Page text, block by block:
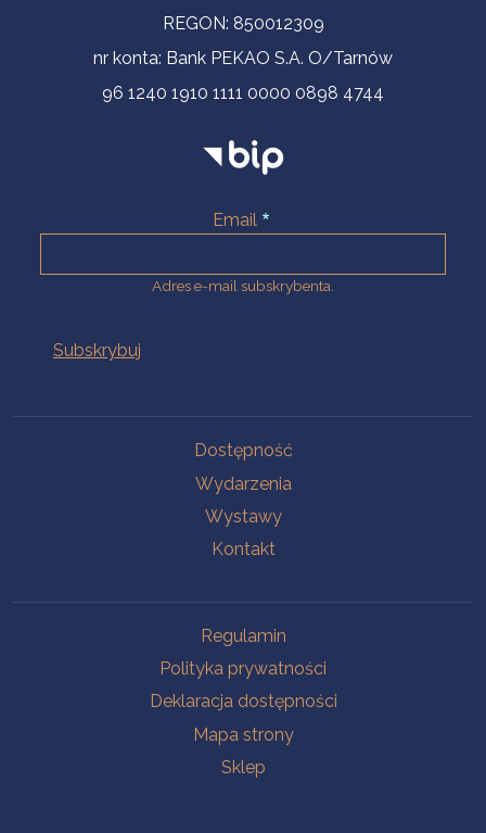
REGON: 850012309
nr konta: Bank PEKAO S.A. O/Tarnów
96 1240 1910 1111 0000 0898 4744
Email
Adres e-mail subskrybenta.
Dostępność
Wydarzenia
Wystawy
Kontakt
Regulamin
Polityka prywatności
Deklaracja dostępności
Mapa strony
Sklep